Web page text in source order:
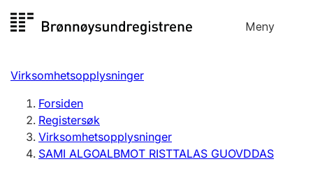
til
Meny
Registersøk
Aksjeselskap
Enkeltpersonforetak
Registrere, endre, slette
Virksomhetsopplysninger
Forsiden
Registersøk
Virksomhetsopplysninger
SAMI ALGOALBMOT RISTTALAS GUOVDDAS